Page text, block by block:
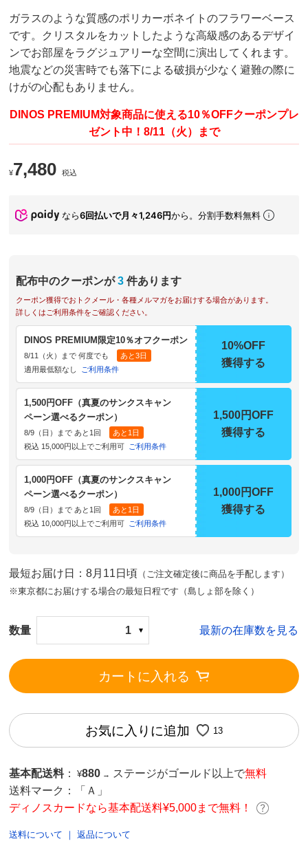
ガラスのような質感のポリカーボネイトのフラワーベース
です。クリスタルをカットしたような高級感のあるデザイ
ンでお部屋をラグジュアリーな空間に演出してくれます。
地震などの災害時でも落下による破損が少なく避難の際に
けがの心配もありません。
DINOS PREMIUM対象商品に使える10％OFFクーポンプレ
ゼント中！8/11（火）まで
¥7,480 税込
なら6回払いで月々1,246円から。分割手数料無料
配布中のクーポンが 3 件あります
クーポン獲得でおトクメール・各種メルマガをお届けする場合があります。
詳しくはご利用条件をご確認ください。
DINOS PREMIUM限定10％オフクーポン
8/11（火）まで 何度でも
あと3日
適用最低額なし
ご利用条件
10%OFF
獲得する
1,500円OFF（真夏のサンクスキャン
ペーン選べるクーポン）
8/9（日）まで あと1回
あと1日
税込 15,000円以上でご利用可
ご利用条件
1,500円OFF
獲得する
1,000円OFF（真夏のサンクスキャン
ペーン選べるクーポン）
8/9（日）まで あと1回
あと1日
税込 10,000円以上でご利用可
ご利用条件
1,000円OFF
獲得する
最短お届け日：8月11日頃 （ご注文確定後に商品を手配します）
※東京都にお届けする場合の最短日程です（島しょ部を除く）
数量 1 最新の在庫数を見る
カートに入れる
お気に入りに追加 13
基本配送料 ： ¥880 → ステージがゴールド以上で無料
送料マーク：
「Ａ」
ディノスカードなら基本配送料¥5,000まで無料！
送料について ｜返品について